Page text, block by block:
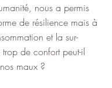
nous a permis
de résilience mais à
et la sur-
de confort peut-il
maux ?